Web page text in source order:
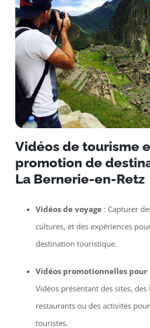
Vidéos de tourisme
promotion de
La Bernerie-en-Retz
Vidéos de voyage: Capturer
cultures, et des expériences
destination touristique.
Vidéos promotionnelles
Vidéos présentant des sites, des
restaurants ou des activités
touristes.